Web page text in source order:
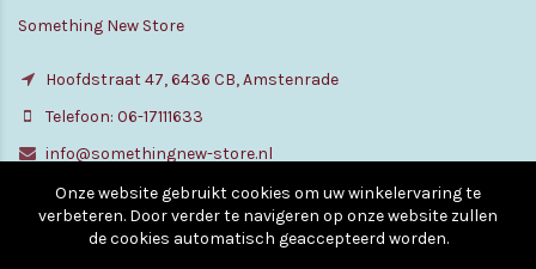
Something New Store
Hoofdstraat 47, 6436 CB, Amstenrade
Telefoon: 06-17111633
info@somethingnew-store.nl
Onze website gebruikt cookies om uw winkelervaring te
verbeteren. Door verder te navigeren op onze website zullen
de cookies automatisch geaccepteerd worden.